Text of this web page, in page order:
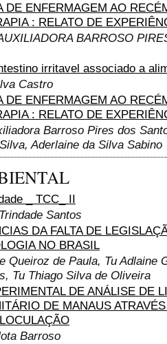
DE ENFERMAGEM AO
: RELATO DE
BARROSO
irritavel associado a
Castro
DE ENFERMAGEM AO
: RELATO DE
Barroso Pires dos
Aderlaine da Silva Sabino
_ TCC_ II
Santos
DA FALTA DE
NO BRASIL
Queiroz de Paula, Tu Adlaine
Tu Thiago Silva de Oliveira
DE ANÁLISE DE
DE MANAUS
Barroso